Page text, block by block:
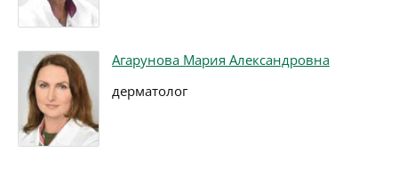
Агарунова Мария Александровна
дерматолог